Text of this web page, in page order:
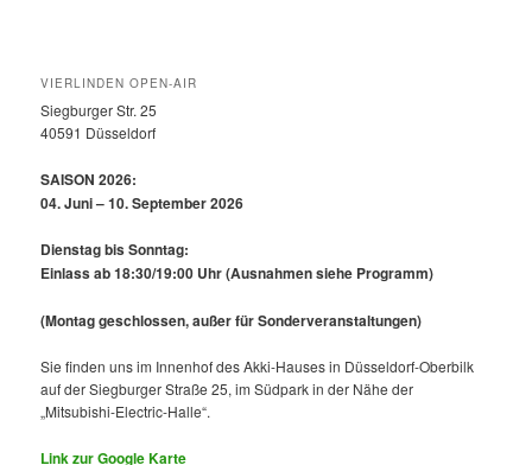
VIERLINDEN OPEN-AIR
Siegburger Str. 25
40591 Düsseldorf
SAISON 2026:
04. Juni – 10. September 2026
Dienstag bis Sonntag:
Einlass ab 18:30/19:00 Uhr(Ausnahmen siehe Programm)
(Montag geschlossen, außer für Sonderveranstaltungen)
Sie finden uns im Innenhof des Akki-Hauses in Düsseldorf-Oberbilk
auf der Siegburger Straße 25, im Südpark in der Nähe der
„Mitsubishi-Electric-Halle“.
Link zur Google Karte